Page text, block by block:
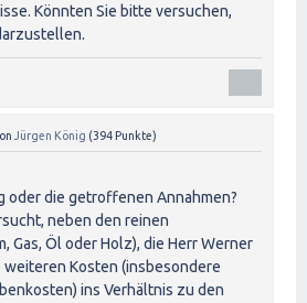
Könnten Sie bitte versuchen,
Jürgen König (394 Punkte)
oder die getroffenen Annahmen?
neben den reinen
Gas, Öl oder Holz), die Herr Werner
Kosten (insbesondere
ins Verhältnis zu den